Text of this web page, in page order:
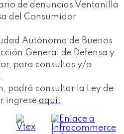
de denuncias Ventanilla
del Consumidor
Autónoma de Buenos
General de Defensa y
para consultas y/o
podrá consultar la Ley de
ingrese aquí.